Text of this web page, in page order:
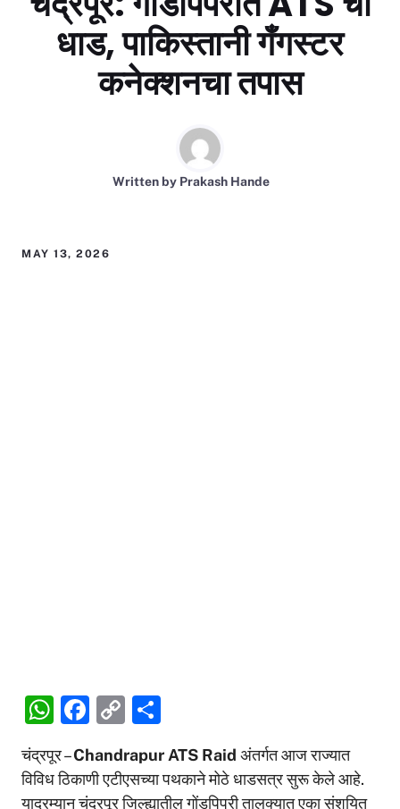
धाड, पाकिस्तानी गँगस्टर
कनेक्शनचा तपास
Written by Prakash Hande
MAY 13, 2026
W
at
s
F
c
e
C
p
y
ar
e
चंद्रपूर –Chandrapur ATS Raid अंतर्गत आज राज्यात
विविध ठिकाणी एटीएसच्या पथकाने मोठे धाडसत्र सुरू केले आहे.
यादरम्यान चंद्रपूर जिल्ह्यातील गोंडपिपरी तालुक्यात एका संशयित